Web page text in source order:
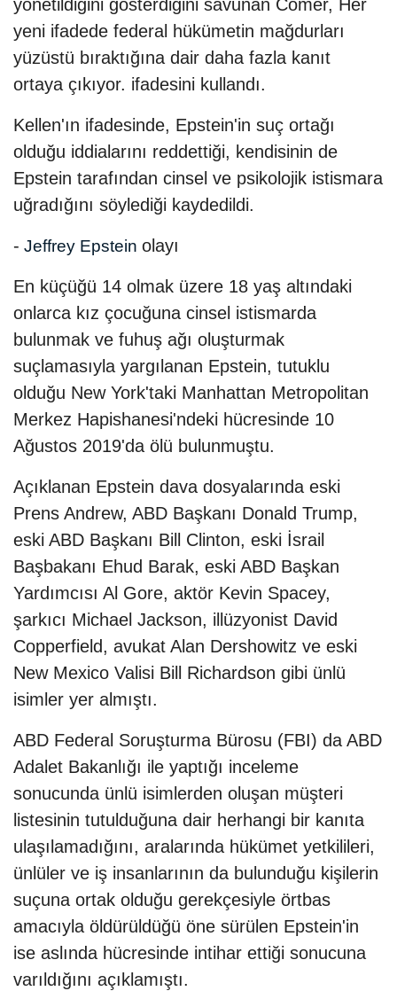
yönetildiğini gösterdiğini savunan Comer, Her
yeni ifadede federal hükümetin mağdurları
yüzüstü bıraktığına dair daha fazla kanıt
ortaya çıkıyor. ifadesini kullandı.
Kellen'ın ifadesinde, Epstein'in suç ortağı
olduğu iddialarını reddettiği, kendisinin de
Epstein tarafından cinsel ve psikolojik istismara
uğradığını söylediği kaydedildi.
- Jeffrey Epstein olayı
En küçüğü 14 olmak üzere 18 yaş altındaki
onlarca kız çocuğuna cinsel istismarda
bulunmak ve fuhuş ağı oluşturmak
suçlamasıyla yargılanan Epstein, tutuklu
olduğu New York'taki ​​​Manhattan Metropolitan
Merkez Hapishanesi'ndeki hücresinde 10
Ağustos 2019'da ölü bulunmuştu.
Açıklanan Epstein dava dosyalarında eski
Prens Andrew, ABD Başkanı Donald Trump,
eski ABD Başkanı Bill Clinton, eski İsrail
Başbakanı Ehud Barak, eski ABD Başkan
Yardımcısı Al Gore, aktör Kevin Spacey,
şarkıcı Michael Jackson, illüzyonist David
Copperfield, avukat Alan Dershowitz ve eski
New Mexico Valisi Bill Richardson gibi ünlü
isimler yer almıştı.
ABD Federal Soruşturma Bürosu (FBI) da ABD
Adalet Bakanlığı ile yaptığı inceleme
sonucunda ünlü isimlerden oluşan müşteri
listesinin tutulduğuna dair herhangi bir kanıta
ulaşılamadığını, aralarında hükümet yetkilileri,
ünlüler ve iş insanlarının da bulunduğu kişilerin
suçuna ortak olduğu gerekçesiyle örtbas
amacıyla öldürüldüğü öne sürülen Epstein'in
ise aslında hücresinde intihar ettiği sonucuna
varıldığını açıklamıştı.